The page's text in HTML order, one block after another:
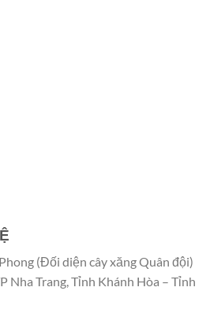
(Đối diện cây xăng Quân đội)
Nha Trang, Tỉnh Khánh Hòa – Tỉnh